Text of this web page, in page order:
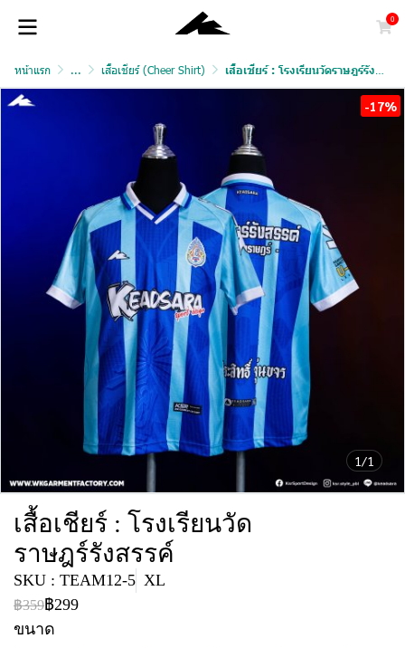
0
หน้าแรก ... เสื้อเชียร์ (Cheer Shirt) เสื้อเชียร์ : โรงเรียนวัดราษฎร์รังสรรค์
1/1
-17%
เสื้อเชียร์ : โรงเรียนวัด
ราษฎร์รังสรรค์
SKU : TEAM12-5 XL
฿359฿299
ขนาด